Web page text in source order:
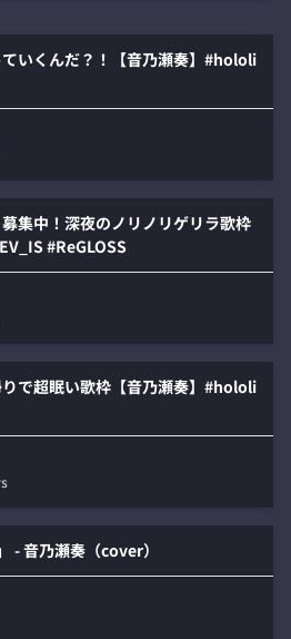
ていくんだ？！【音乃瀬奏】#hololi
募集中！深夜のノリノリゲリラ歌枠
#ReGLOSS
りで超眠い歌枠【音乃瀬奏】#hololi
- 音乃瀬奏（cover）